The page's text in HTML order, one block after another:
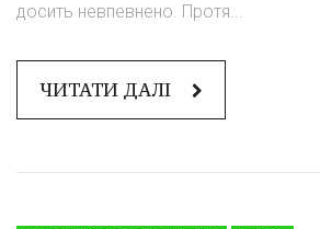
досить невпевнено. Протя...
ЧИТАТИ ДАЛІ